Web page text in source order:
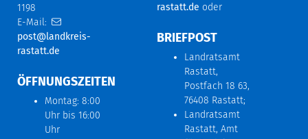
1198
E-Mail:
post@landkreis-
rastatt.de
ÖFFNUNGSZEITEN
Montag: 8:00
Uhr bis 16:00
Uhr
rastatt.de oder
BRIEFPOST
Landratsamt
Rastatt,
Postfach 18 63,
76408 Rastatt;
Landratsamt
Rastatt, Amt